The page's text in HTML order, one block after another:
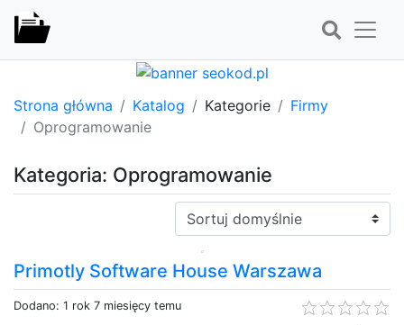
Strona główna Katalog Kategorie
Firmy
Oprogramowanie
Kategoria: Oprogramowanie
Sortuj:
Primotly Software House Warszawa
Dodano: 1 rok 7 miesięcy temu